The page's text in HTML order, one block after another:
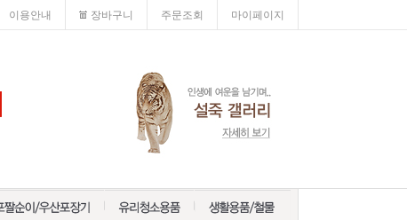
이용안내 장바구니 주문조회 마이페이지